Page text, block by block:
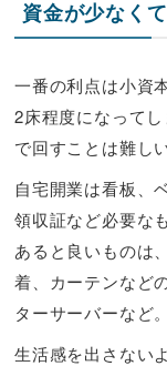
資金が少なく
一番の利点は小資
2床程度になって
で回すことは難し
自宅開業は看板、
領収証など必要な
あると良いものは
着、カーテンなど
ターサーバーなど。
生活感を出さない